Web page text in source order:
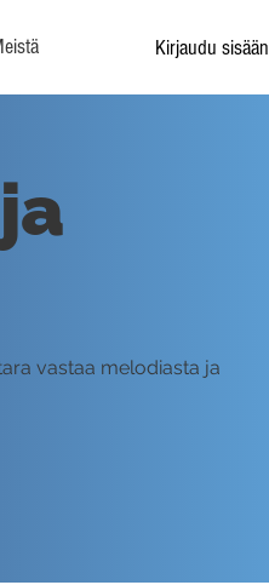
Kirjaudu sisään
vastaa melodiasta ja